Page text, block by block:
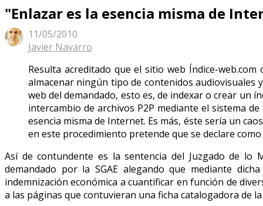
"Enlazar es la esencia misma de
11/05/2010
Author
Javier Navarro
Resulta acreditado que el sitio web Índice-
almacenar ningún tipo de contenidos audiovisuales
web del demandado, esto es, de indexar o crear un
intercambio de archivos P2P mediante el sistema
esencia misma de Internet. Es más, éste sería un
en este procedimiento pretende que se declare
Así de contundente es la sentencia del Juzgado de
demandado por la SGAE alegando que mediante
indemnización económica a cuantificar en función de
a las páginas que contuvieran una ficha catalogadora de